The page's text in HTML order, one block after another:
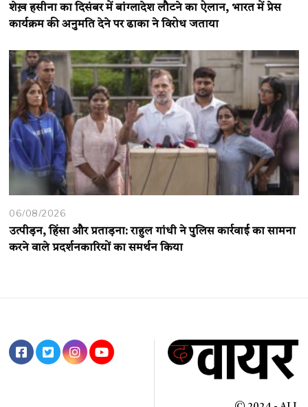
शेख़ हसीना का दिसंबर में बांग्लादेश लौटने का ऐलान, भारत में प्रेस
कार्यक्रम की अनुमति देने पर ढाका ने विरोध जताया
06/08/2026
उत्पीड़न, हिंसा और प्रताड़ना: राहुल गांधी ने पुलिस कार्रवाई का सामना
करने वाले प्रदर्शनकारियों का समर्थन किया